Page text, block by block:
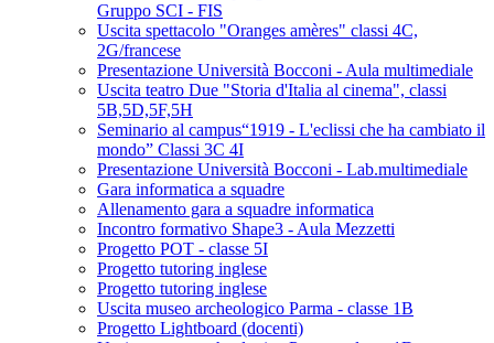
Gruppo SCI - FIS
Uscita spettacolo "Oranges amères" classi 4C,
2G/francese
Presentazione Università Bocconi - Aula multimediale
Uscita teatro Due "Storia d'Italia al cinema", classi
5B,5D,5F,5H
Seminario al campus“1919 - L'eclissi che ha cambiato il
mondo” Classi 3C 4I
Presentazione Università Bocconi - Lab.multimediale
Gara informatica a squadre
Allenamento gara a squadre informatica
Incontro formativo Shape3 - Aula Mezzetti
Progetto POT - classe 5I
Progetto tutoring inglese
Progetto tutoring inglese
Uscita museo archeologico Parma - classe 1B
Progetto Lightboard (docenti)